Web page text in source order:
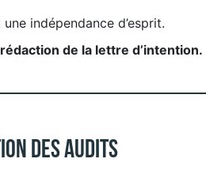
indépendance d’esprit.
rédaction de la lettre d’intention.
des audits